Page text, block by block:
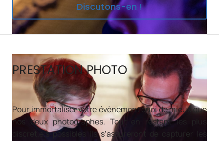
Discutons-en !
PRESTATION PHOTO
Pour immortaliser votre évènement quoi de mieux que
nos deux photographes. Tout en restant les plus
discret.e.s possibles ils s’assureront de capturer les